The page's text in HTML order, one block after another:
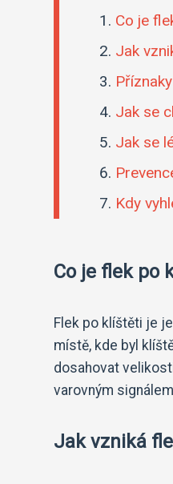
Co je
Jak
Jak se
Jak se
Kdy
Co je flek po
Flek po klíštěti je
místě, kde byl
dosahovat
varovným
Jak vzniká